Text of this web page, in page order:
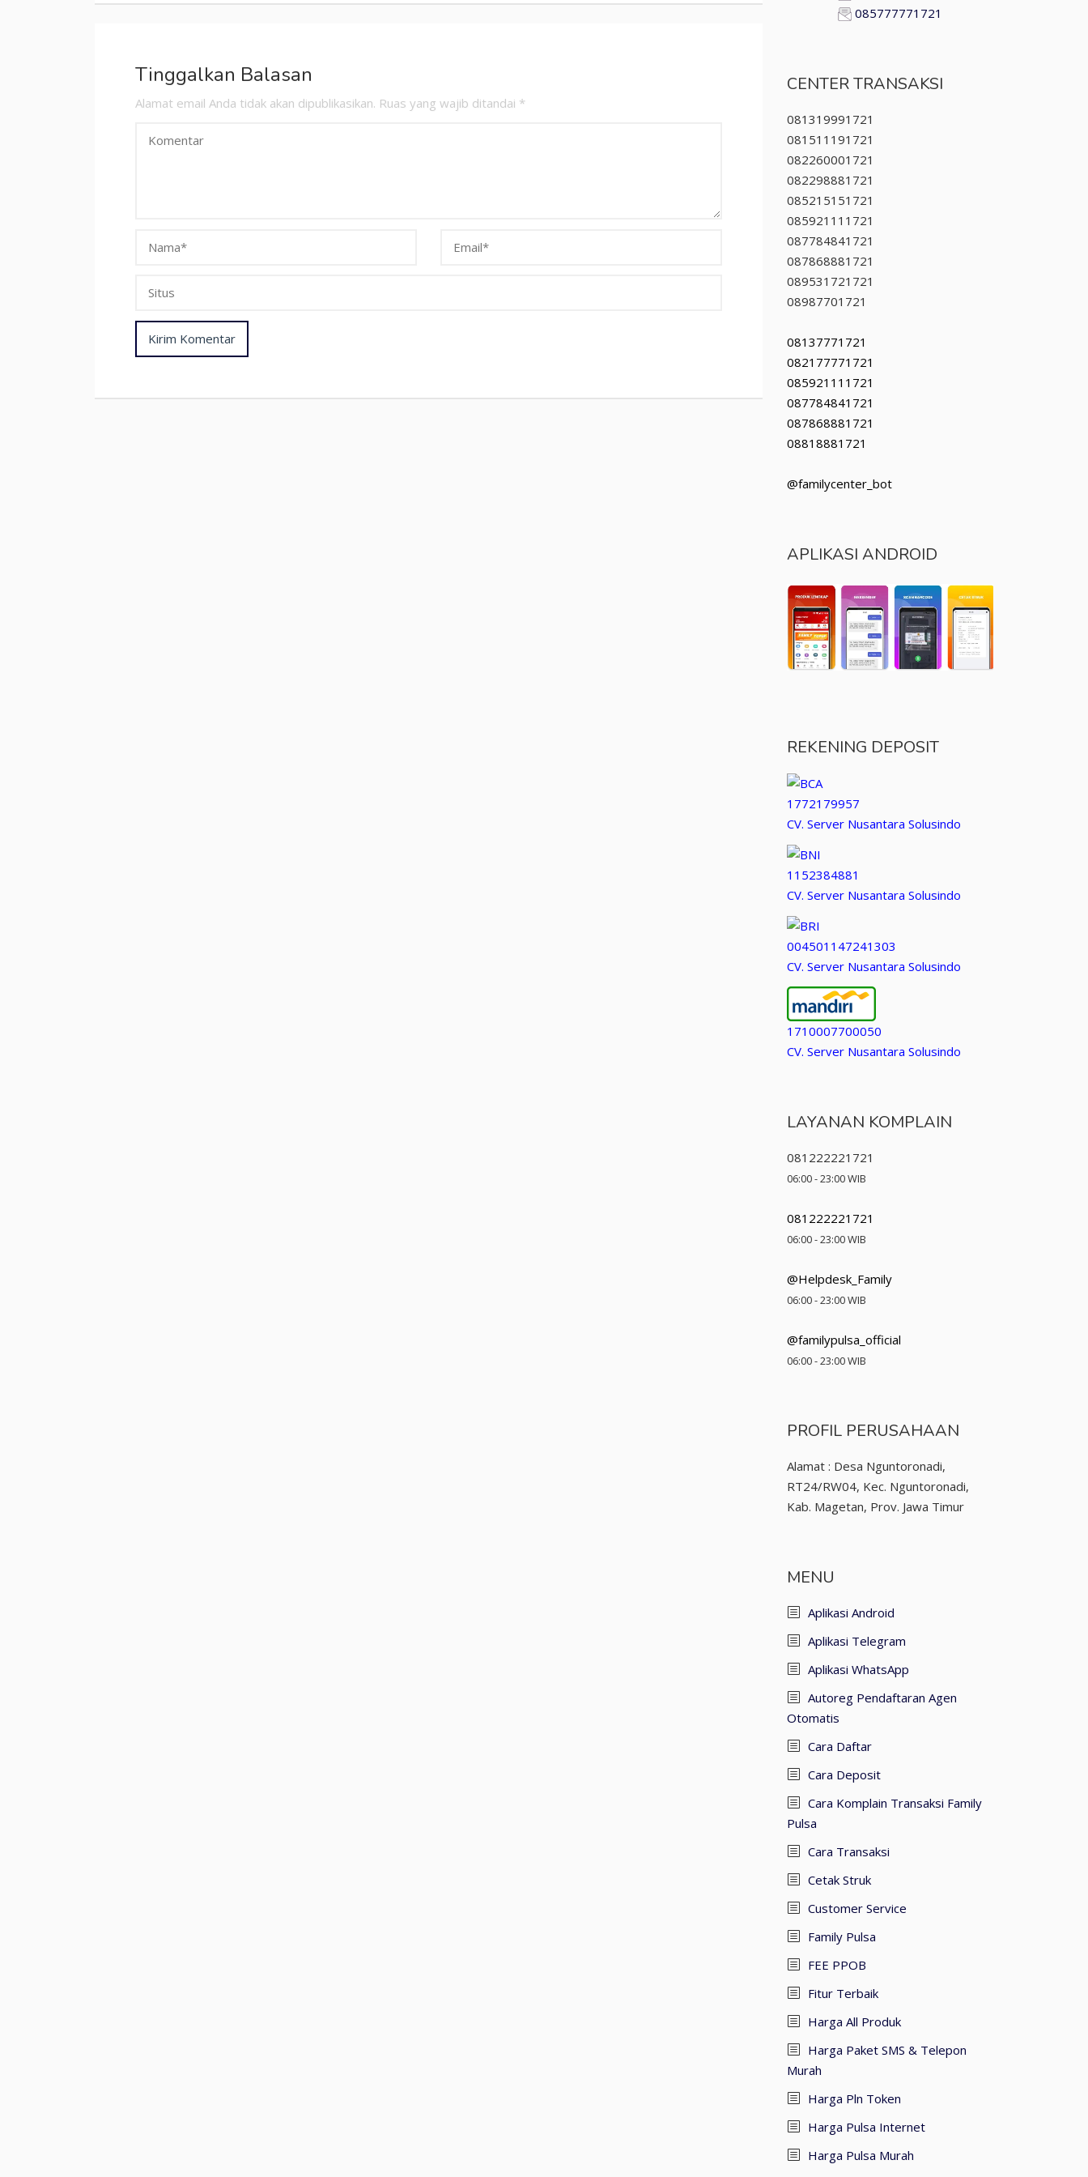
Tinggalkan Balasan
Alamat email Anda tidak akan dipublikasikan. Ruas yang wajib ditandai *
085777771721
CENTER TRANSAKSI
081319991721
081511191721
082260001721
082298881721
085215151721
085921111721
087784841721
087868881721
089531721721
08987701721
08137771721
082177771721
085921111721
087784841721
087868881721
08818881721
@familycenter_bot
APLIKASI ANDROID
REKENING DEPOSIT
1772179957
CV. Server Nusantara Solusindo
1152384881
CV. Server Nusantara Solusindo
004501147241303
CV. Server Nusantara Solusindo
1710007700050
CV. Server Nusantara Solusindo
LAYANAN KOMPLAIN
081222221721
06:00 - 23:00 WIB
081222221721
06:00 - 23:00 WIB
@Helpdesk_Family
06:00 - 23:00 WIB
@familypulsa_official
06:00 - 23:00 WIB
PROFIL PERUSAHAAN
Alamat : Desa Nguntoronadi,
RT24/RW04, Kec. Nguntoronadi,
Kab. Magetan, Prov. Jawa Timur
MENU
Aplikasi Android
Aplikasi Telegram
Aplikasi WhatsApp
Autoreg Pendaftaran Agen
Otomatis
Cara Daftar
Cara Deposit
Cara Komplain Transaksi Family
Pulsa
Cara Transaksi
Cetak Struk
Customer Service
Family Pulsa
FEE PPOB
Fitur Terbaik
Harga All Produk
Harga Paket SMS & Telepon
Murah
Harga Pln Token
Harga Pulsa Internet
Harga Pulsa Murah